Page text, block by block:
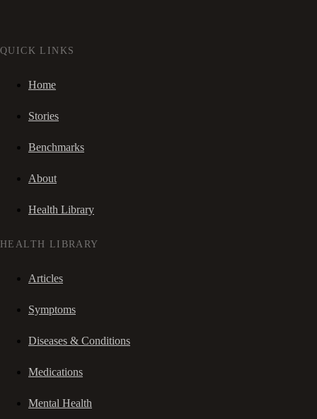
QUICK LINKS
Home
Stories
Benchmarks
About
Health Library
HEALTH LIBRARY
Articles
Symptoms
Diseases & Conditions
Medications
Mental Health